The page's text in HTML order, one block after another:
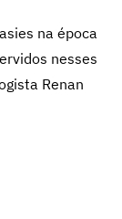
na época
nesses
Renan